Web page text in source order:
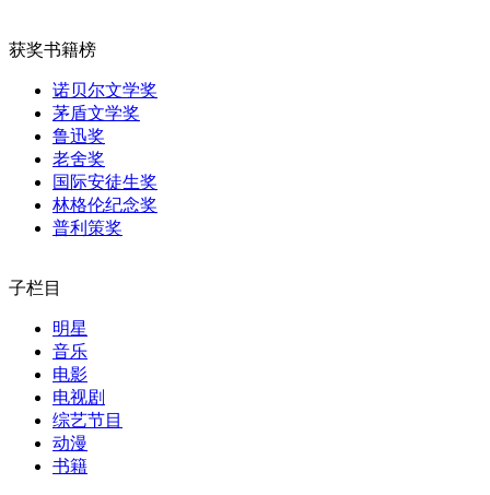
获奖书籍榜
诺贝尔文学奖
茅盾文学奖
鲁迅奖
老舍奖
国际安徒生奖
林格伦纪念奖
普利策奖
子栏目
明星
音乐
电影
电视剧
综艺节目
动漫
书籍